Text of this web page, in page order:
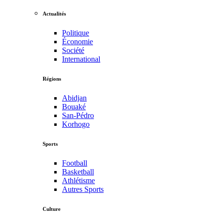
Actualités
Politique
Économie
Société
International
Régions
Abidjan
Bouaké
San-Pédro
Korhogo
Sports
Football
Basketball
Athlétisme
Autres Sports
Culture